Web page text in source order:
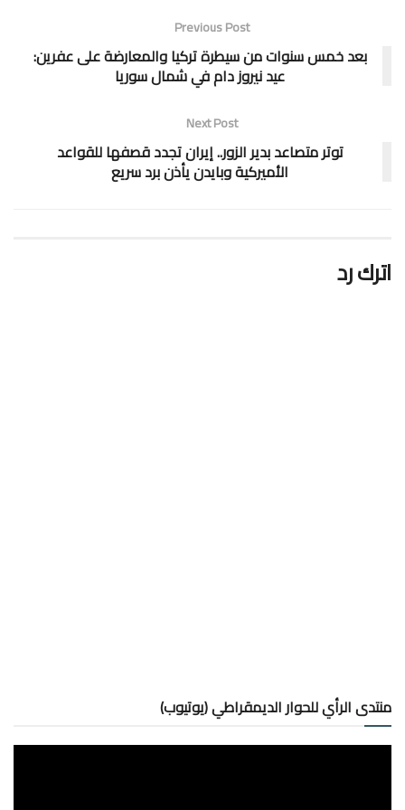
Previous Post
بعد خمس سنوات من سيطرة تركيا والمعارضة على عفرين:
عيد نيروز دام في شمال سوريا
Next Post
توتر متصاعد بدير الزور.. إيران تجدد قصفها للقواعد
الأميركية وبايدن يأذن برد سريع
اترك رد
منتدى الرأي للحوار الديمقراطي (يوتيوب)